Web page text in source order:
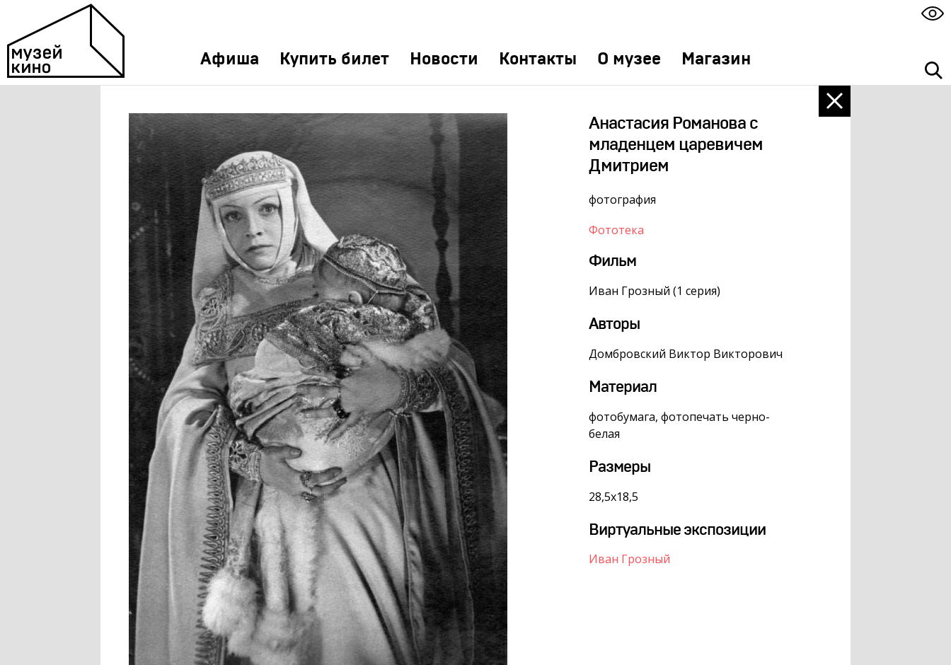
Афиша Купить билет Новости Контакты О музее Магазин
Анастасия Романова с
младенцем царевичем
Дмитрием
фотография
Фототека
Фильм
Иван Грозный (1 серия)
Авторы
Домбровский Виктор Викторович
Материал
фотобумага, фотопечать черно-
белая
Размеры
28,5х18,5
Виртуальные экспозиции
Иван Грозный